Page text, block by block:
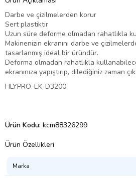
Darbe ve çizilmelerden korur
Sert plastiktir
Uzun süre deforme olmadan rahatlıkla
Makinenizin ekranını darbe ve
tasarlanmış ideal bir üründür.
Deforma olmadan rahatlıkla
ekranınıza yapıştırıp, dilediğiniz zaman
HLYPRO-EK-D3200
Ürün Kodu: kcm88326299
Ürün Özellikleri
Marka